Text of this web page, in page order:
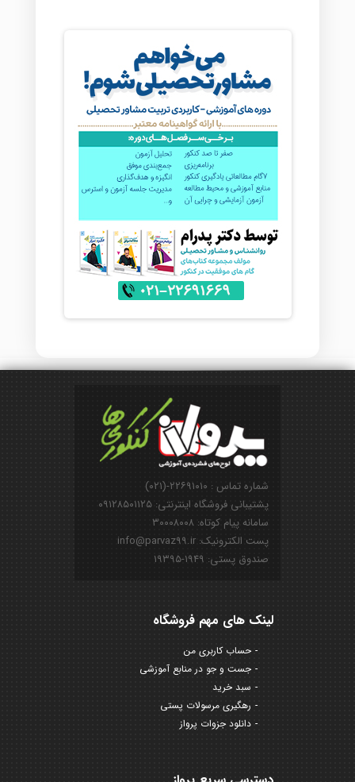
شماره تماس : ۲۲۶۹۱۰۱۰-(۰۲۱)
پشتیبانی فروشگاه اینترنتی: ۰۹۱۲۸۵۰۱۱۲۵
سامانه پیام کوتاه: ۳۰۰۰۸۰۰۸
پست الکترونیک: info@parvaz99.ir
صندوق پستی: ۱۹۴۹-۱۹۳۹۵
لینک های مهم فروشگاه
حساب کاربری من
جست و جو در منابع آموزشی
سبد خرید
رهگیری مرسولات پستی
دانلود جزوات پرواز